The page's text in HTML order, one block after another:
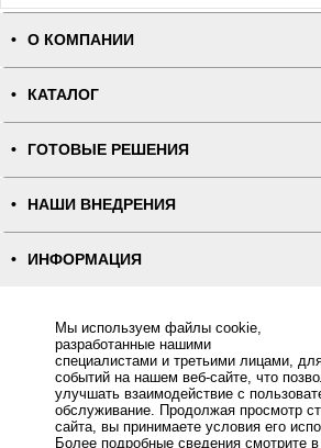
Мы используем файлы cookie,
разработанные нашими
специалистами и третьими лицами,
событий на нашем веб-сайте, что
улучшать взаимодействие с
обслуживание. Продолжая просмотр
сайта, вы принимаете условия его
Более подробные сведения смотрите
О КОМПАНИИ
КАТАЛОГ
ГОТОВЫЕ РЕШЕНИЯ
НАШИ ВНЕДРЕНИЯ
ИНФОРМАЦИЯ
ПОЛНАЯ ВЕРСИЯ
Интернет-магазин "ПОСЛЭНД" - торгового оборудования,
торговли, расходных
Все права защищены, ООО "ПОСЛЭНД" ©